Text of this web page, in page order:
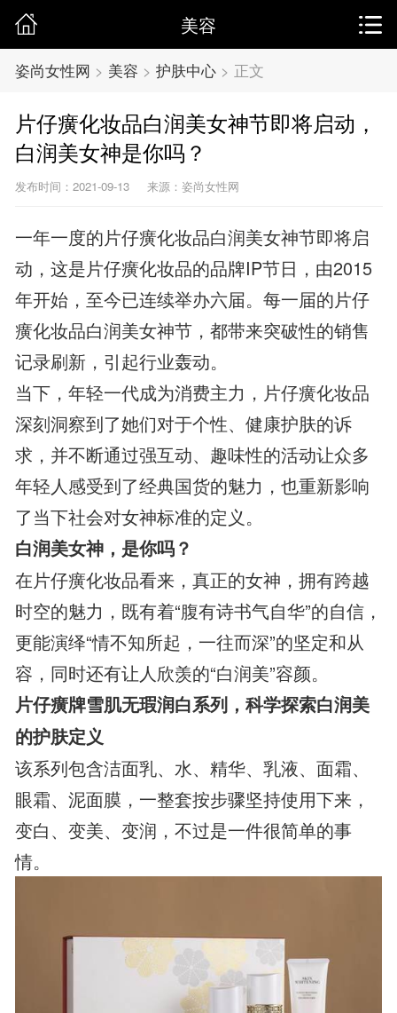
美容
姿尚女性网 > 美容 > 护肤中心> 正文
片仔癀化妆品白润美女神节即将启动，
白润美女神是你吗？
发布时间：2021-09-13 来源：姿尚女性网
一年一度的片仔癀化妆品白润美女神节即将启
动，这是片仔癀化妆品的品牌IP节日，由2015
年开始，至今已连续举办六届。每一届的片仔
癀化妆品白润美女神节，都带来突破性的销售
记录刷新，引起行业轰动。
当下，年轻一代成为消费主力，片仔癀化妆品
深刻洞察到了她们对于个性、健康护肤的诉
求，并不断通过强互动、趣味性的活动让众多
年轻人感受到了经典国货的魅力，也重新影响
了当下社会对女神标准的定义。
白润美女神，是你吗？
在片仔癀化妆品看来，真正的女神，拥有跨越
时空的魅力，既有着“腹有诗书气自华”的自信，
更能演绎“情不知所起，一往而深”的坚定和从
容，同时还有让人欣羡的“白润美”容颜。
片仔癀牌雪肌无瑕润白系列，科学探索白润美
的护肤定义
该系列包含洁面乳、水、精华、乳液、面霜、
眼霜、泥面膜，一整套按步骤坚持使用下来，
变白、变美、变润，不过是一件很简单的事
情。